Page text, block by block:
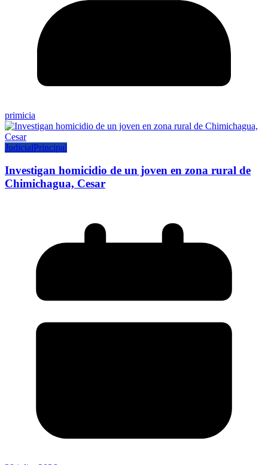
primicia
JudicialPrincipal
Investigan homicidio de un joven en zona rural de
Chimichagua, Cesar